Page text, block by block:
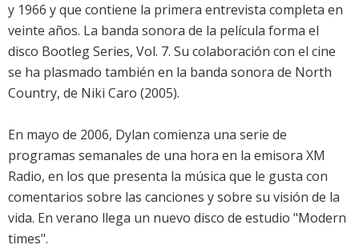
y 1966 y que contiene la primera entrevista completa en
veinte años. La banda sonora de la película forma el
disco Bootleg Series, Vol. 7. Su colaboración con el cine
se ha plasmado también en la banda sonora de North
Country, de Niki Caro (2005).
En mayo de 2006, Dylan comienza una serie de
programas semanales de una hora en la emisora XM
Radio, en los que presenta la música que le gusta con
comentarios sobre las canciones y sobre su visión de la
vida. En verano llega un nuevo disco de estudio "Modern
times".